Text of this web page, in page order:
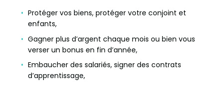
Protéger vos biens, protéger votre conjoint et
enfants,
Gagner plus d’argent chaque mois ou bien vous
verser un bonus en fin d’année,
Embaucher des salariés, signer des contrats
d’apprentissage,